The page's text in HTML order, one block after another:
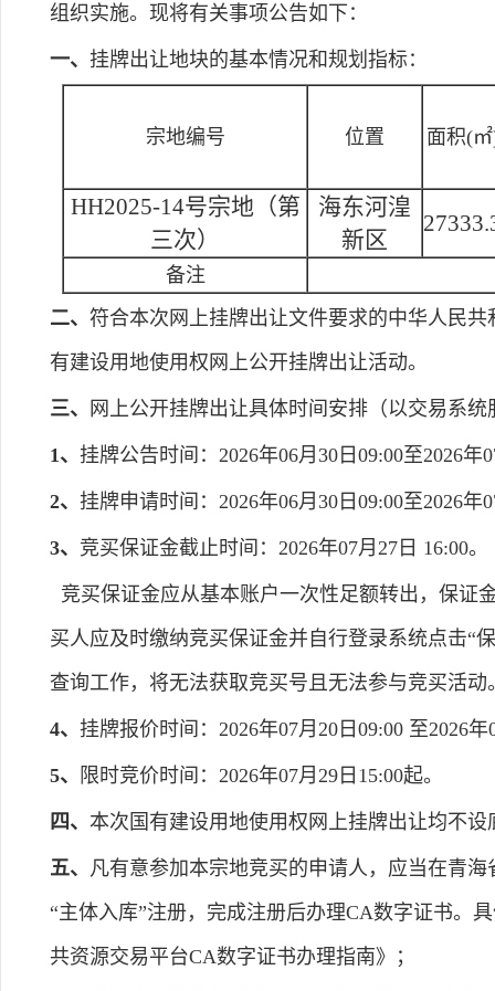
组织实施。现将有关事项公告如下：
一、 挂牌出让地块的基本情况和规划指标：
宗地编号 位置 面积(
HH2025-14号宗地（第
三次）
海东河湟
新区
备注
二、 符合本次网上挂牌出让文件要求的中华人民
有建设用地使用权网上公开挂牌出让活动。
三、 网上公开挂牌出让具体时间安排（以交易系
1、 挂牌公告时间：2026年06月30日09:00至2026年
2、 挂牌申请时间：2026年06月30日09:00至2026年
3、 竞买保证金截止时间：2026年07月27日 16:00。
竞买保证金应从基本账户一次性足额转出，保证
买人应及时缴纳竞买保证金并自行登录系统点击“
查询工作，将无法获取竞买号且无法参与竞买活动
4、 挂牌报价时间：2026年07月20日09:00 至2026年
5、 限时竞价时间：2026年07月29日15:00起。
四、 本次国有建设用地使用权网上挂牌出让均不
五、 凡有意参加本宗地竞买的申请人，应当在青海
“主体入库”注册，完成注册后办理CA数字证书。
共资源交易平台CA数字证书办理指南》；